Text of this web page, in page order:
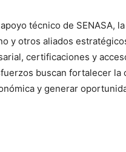
técnico de SENASA,
y otros aliados
certificaciones y
buscan fortalecer la
y generar